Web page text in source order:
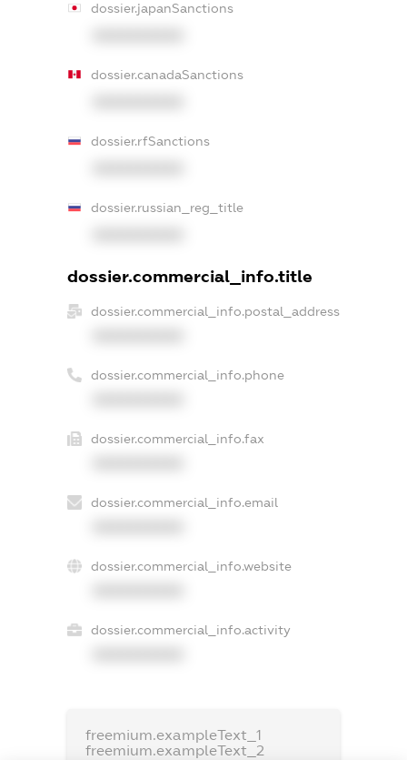
dossier.japanSanctions
dossier.canadaSanctions
dossier.rfSanctions
dossier.russian_reg_title
dossier.commercial_info.title
dossier.commercial_info.postal_address
dossier.commercial_info.phone
dossier.commercial_info.fax
dossier.commercial_info.email
dossier.commercial_info.website
dossier.commercial_info.activity
freemium.exampleText_1
freemium.exampleText_2